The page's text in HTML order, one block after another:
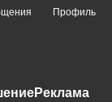
Профиль
Реклама